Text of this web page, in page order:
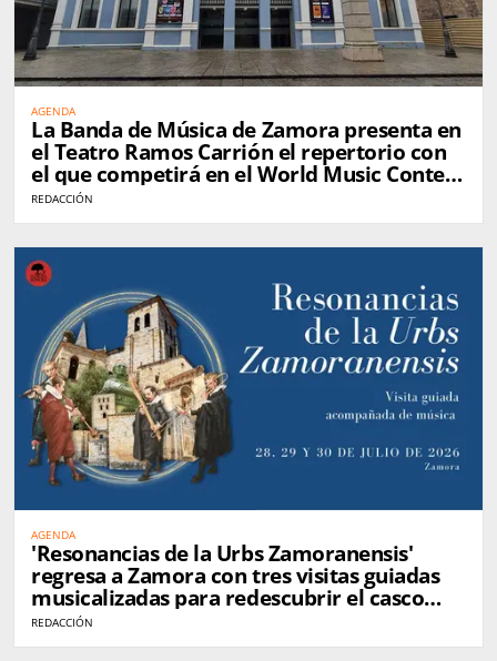
AGENDA
La Banda de Música de Zamora presenta en
el Teatro Ramos Carrión el repertorio con
el que competirá en el World Music Contest
de Kerkrade
REDACCIÓN
AGENDA
'Resonancias de la Urbs Zamoranensis'
regresa a Zamora con tres visitas guiadas
musicalizadas para redescubrir el casco
histórico
REDACCIÓN